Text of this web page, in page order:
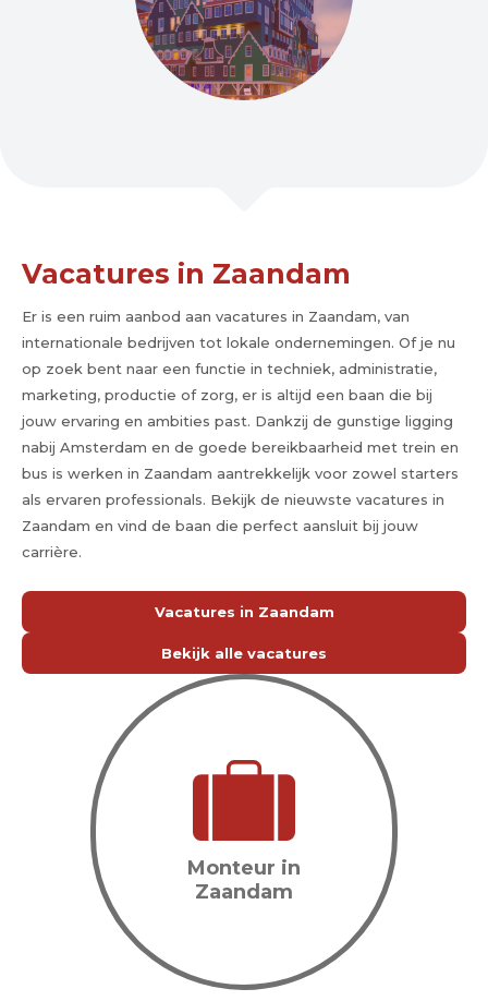
Monteur in
Zaandam
Vacatures in Zaandam
Er is een ruim aanbod aan vacatures in Zaandam, van
internationale bedrijven tot lokale ondernemingen. Of je nu
op zoek bent naar een functie in techniek, administratie,
marketing, productie of zorg, er is altijd een baan die bij
jouw ervaring en ambities past. Dankzij de gunstige ligging
nabij Amsterdam en de goede bereikbaarheid met trein en
bus is werken in Zaandam aantrekkelijk voor zowel starters
als ervaren professionals. Bekijk de nieuwste vacatures in
Zaandam en vind de baan die perfect aansluit bij jouw
carrière.
Vacatures in Zaandam
Bekijk alle vacatures